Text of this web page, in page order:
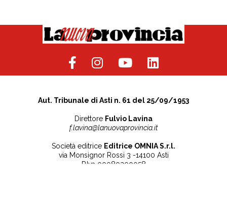
Aut. Tribunale di Asti n. 61 del 25/09/1953
Direttore Fulvio Lavina
f.lavina@lanuovaprovincia.it
Società editrice Editrice OMNIA S.r.l.
via Monsignor Rossi 3 -14100 Asti
P.Iva 00080200058